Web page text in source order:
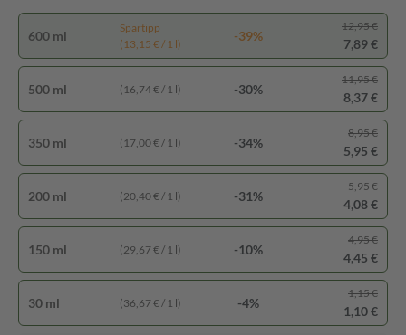
600 ml
Spartipp
(13,15 € / 1 l)
-39%
12,95 €
7,89 €
500 ml (16,74 € / 1 l) -30%
11,95 €
8,37 €
350 ml (17,00 € / 1 l) -34%
8,95 €
5,95 €
200 ml (20,40 € / 1 l) -31%
5,95 €
4,08 €
150 ml (29,67 € / 1 l) -10%
4,95 €
4,45 €
30 ml (36,67 € / 1 l) -4%
1,15 €
1,10 €